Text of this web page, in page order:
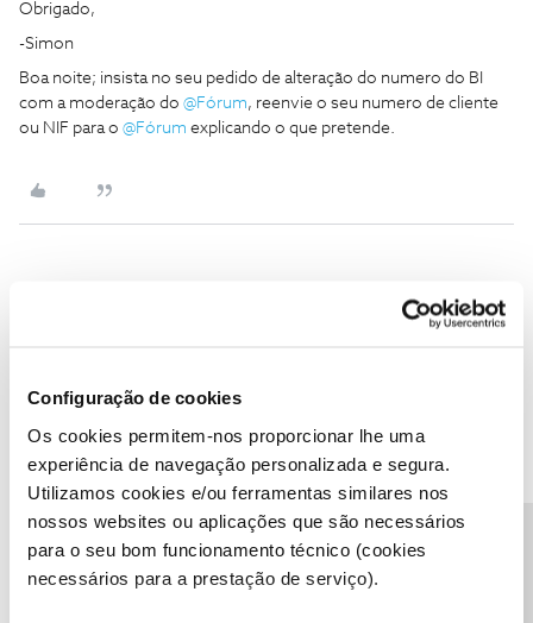
Configuração de cookies
Os cookies permitem-nos proporcionar lhe uma
experiência de navegação personalizada e segura.
Utilizamos cookies e/ou ferramentas similares nos
nossos websites ou aplicações que são necessários
para o seu bom funcionamento técnico (cookies
necessários para a prestação de serviço).
Obrigado,
-Simon
Boa noite; insista no seu pedido de alteração do numero do BI
com a moderação do @Fórum, reenvie o seu numero de cliente
ou NIF para o @Fórum explicando o que pretende.
Inês B. Forum|Forum|5 years ago
Lamentamos a demora na resposta à sua mensagem privada.